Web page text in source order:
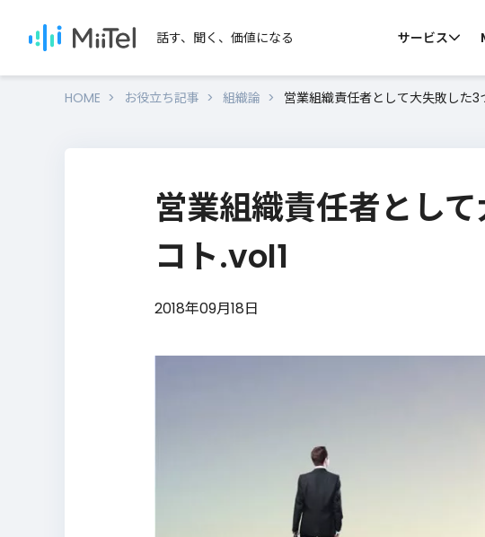
話す、聞く、価値になる サービス
MiiTel Phone
MiiTel Meetings
MiiTel Call Center
MiiTel Incoming
セールス向け
HOME お役立ち記事 組織論 営業組織責任者として大失敗した3
営業組織責任者とし
コト.vol1
2018年09月18日